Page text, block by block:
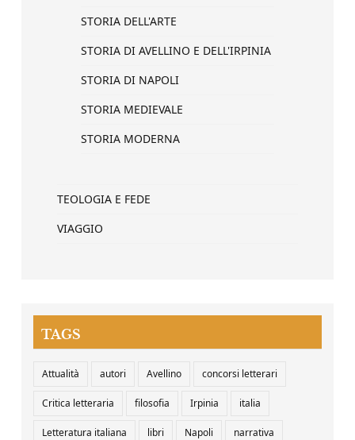
STORIA DELL'ARTE
STORIA DI AVELLINO E DELL'IRPINIA
STORIA DI NAPOLI
STORIA MEDIEVALE
STORIA MODERNA
TEOLOGIA E FEDE
VIAGGIO
TAGS
Attualità autori Avellino concorsi letterari
Critica letteraria filosofia Irpinia italia
Letteratura italiana libri Napoli narrativa